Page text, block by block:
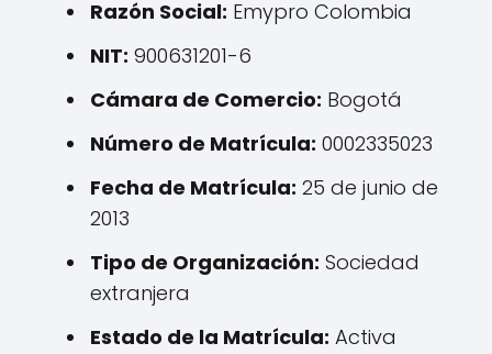
Razón Social: Emypro Colombia
NIT: 900631201-6
Cámara de Comercio: Bogotá
Número de Matrícula: 0002335023
Fecha de Matrícula: 25 de junio de
2013
Tipo de Organización: Sociedad
extranjera
Estado de la Matrícula: Activa